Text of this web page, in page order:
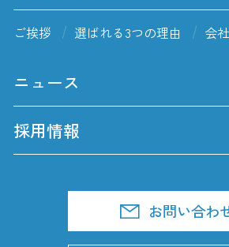
ご挨拶 選ばれる3つの理由 会
ニュース
採用情報
お問い合わ